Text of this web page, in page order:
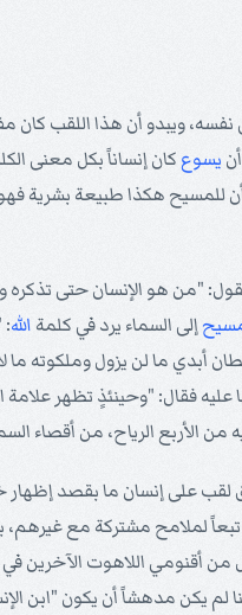
نفسه، ويبدو أن هذا اللقب
يسوع كان إنساناً بكل معنى
للمسيح هكذا طبيعة بشرية
"من هو الإنسان حتى
إلى السماء يرد في كلمة الله:
أبدي ما لن يزول وملكوته ما
عليه فقال: "وحينئذٍ تظهر
الأربع الرياح، من أقصاء
لقب على إنسان ما بقصد
مشتركة مع غيرهم، بل
من أقنومي اللاهوت
يكن مدهشاً أن يكون "ابن